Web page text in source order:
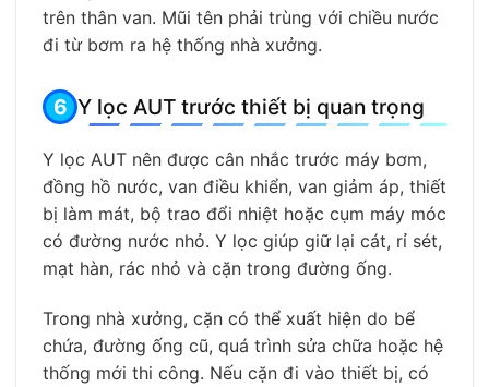
trên thân van. Mũi tên phải trùng với chiều nước
đi từ bơm ra hệ thống nhà xưởng.
Y lọc AUT trước thiết bị quan trọng
Y lọc AUT nên được cân nhắc trước máy bơm,
đồng hồ nước, van điều khiển, van giảm áp, thiết
bị làm mát, bộ trao đổi nhiệt hoặc cụm máy móc
có đường nước nhỏ. Y lọc giúp giữ lại cát, rỉ sét,
mạt hàn, rác nhỏ và cặn trong đường ống.
Trong nhà xưởng, cặn có thể xuất hiện do bể
chứa, đường ống cũ, quá trình sửa chữa hoặc hệ
thống mới thi công. Nếu cặn đi vào thiết bị, có